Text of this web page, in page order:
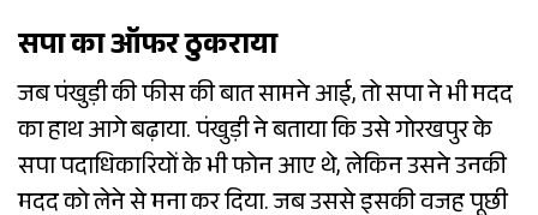
सपा का ऑफर ठुकराया
जब पंखुड़ी की फीस की बात सामने आई, तो सपा ने भी मदद
का हाथ आगे बढ़ाया. पंखुड़ी ने बताया कि उसे गोरखपुर के
सपा पदाधिकारियों के भी फोन आए थे, लेकिन उसने उनकी
मदद को लेने से मना कर दिया. जब उससे इसकी वजह पूछी